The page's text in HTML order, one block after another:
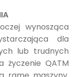
wynosząca
dla
lub trudnych
życzenie QATM